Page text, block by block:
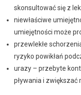
skonsultować się z
niewłaściwe
umiejętności może
przewlekłe
ryzyko powikłań
urazy – przebyte
pływania i zwiększać